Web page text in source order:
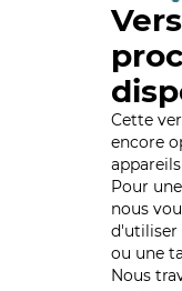
Cette
encore
Pour
nous
d'utiliser
ou une
Nous